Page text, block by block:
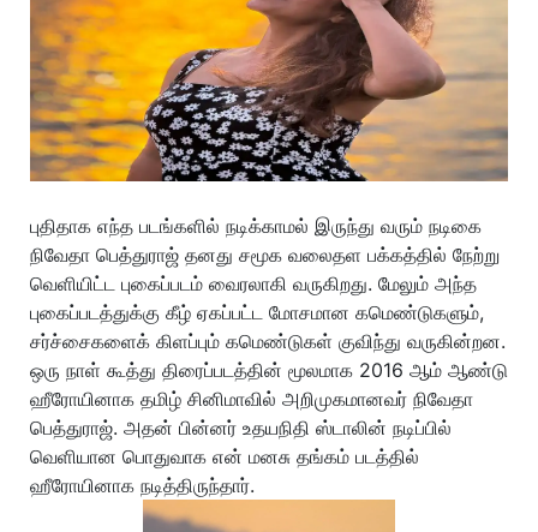
புதிதாக எந்த படங்களில் நடிக்காமல் இருந்து வரும் நடிகை
நிவேதா பெத்துராஜ் தனது சமூக வலைதள பக்கத்தில் நேற்று
வெளியிட்ட புகைப்படம் வைரலாகி வருகிறது. மேலும் அந்த
புகைப்படத்துக்கு கீழ் ஏகப்பட்ட மோசமான கமெண்டுகளும்,
சர்ச்சைகளைக் கிளப்பும் கமெண்டுகள் குவிந்து வருகின்றன.
ஒரு நாள் கூத்து திரைப்படத்தின் மூலமாக 2016 ஆம் ஆண்டு
ஹீரோயினாக தமிழ் சினிமாவில் அறிமுகமானவர் நிவேதா
பெத்துராஜ். அதன் பின்னர் உதயநிதி ஸ்டாலின் நடிப்பில்
வெளியான பொதுவாக என் மனசு தங்கம் படத்தில்
ஹீரோயினாக நடித்திருந்தார்.